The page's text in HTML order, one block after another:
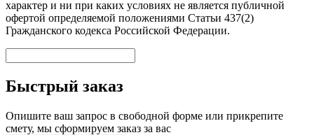
характер и ни при каких условиях не является публичной
офертой определяемой положениями Статьи 437(2)
Гражданского кодекса Российской Федерации.
Быстрый заказ
Опишите ваш запрос в свободной форме или прикрепите
смету, мы сформируем заказ за вас